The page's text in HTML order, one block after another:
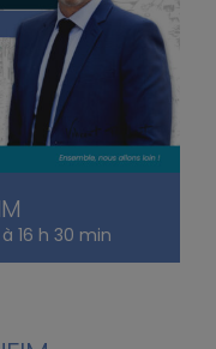
à 16 h 30 min